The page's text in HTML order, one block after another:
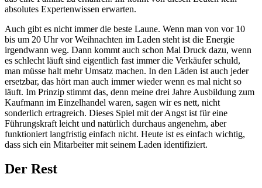
absolutes Expertenwissen erwarten.
Auch gibt es nicht immer die beste Laune. Wenn man von vor 10
bis um 20 Uhr vor Weihnachten im Laden steht ist die Energie
irgendwann weg. Dann kommt auch schon Mal Druck dazu, wenn
es schlecht läuft sind eigentlich fast immer die Verkäufer schuld,
man müsse halt mehr Umsatz machen. In den Läden ist auch jeder
ersetzbar, das hört man auch immer wieder wenn es mal nicht so
läuft. Im Prinzip stimmt das, denn meine drei Jahre Ausbildung zum
Kaufmann im Einzelhandel waren, sagen wir es nett, nicht
sonderlich ertragreich. Dieses Spiel mit der Angst ist für eine
Führungskraft leicht und natürlich durchaus angenehm, aber
funktioniert langfristig einfach nicht. Heute ist es einfach wichtig,
dass sich ein Mitarbeiter mit seinem Laden identifiziert.
Der Rest